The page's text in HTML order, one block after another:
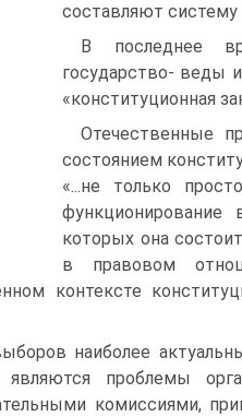
составляют систему
В последнее
государство- веды
«конституционная
Отечественные
состоянием
«...не только
которых она
в правовом
контексте
наиболее
проблемы
комиссиями,